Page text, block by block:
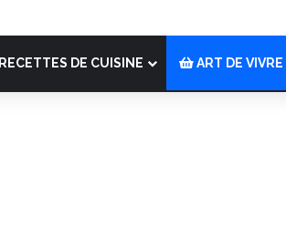
RECETTES DE CUISINE ART DE VIVRE